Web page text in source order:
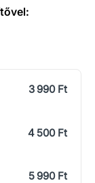
3 990 Ft
4 500 Ft
5 990 Ft